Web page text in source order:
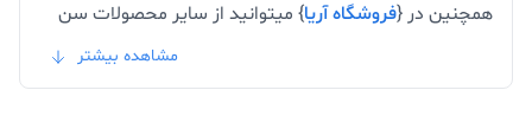
همچنین در {فروشگاه آریا} میتوانید از سایر محصولات سن
مشاهده بیشتر